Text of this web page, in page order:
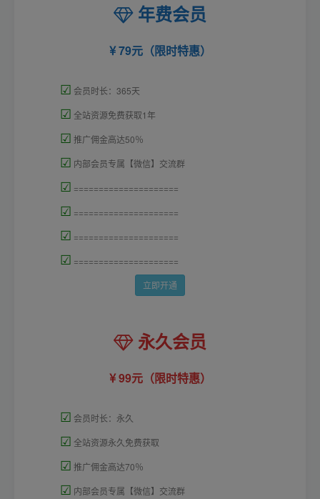
年费会员
79元（限时特惠）
☑ 会员时长：365天
☑ 全站资源免费获取1年
☑ 推广佣金高达50％
☑ 内部会员专属【微信】交流群
☑ =====================
☑ =====================
☑ =====================
☑ =====================
立即开通
永久会员
99元（限时特惠）
☑ 会员时长：永久
☑ 全站资源永久免费获取
☑ 推广佣金高达70％
☑ 内部会员专属【微信】交流群